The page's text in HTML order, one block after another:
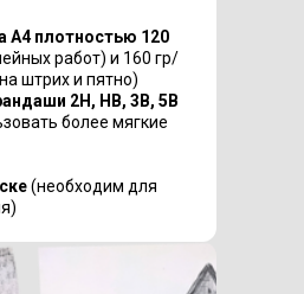
А4 плотностью 120
работ) и 160 гр/
штрих и пятно)
2H, HB, 3B, 5B
более мягкие
(необходим для